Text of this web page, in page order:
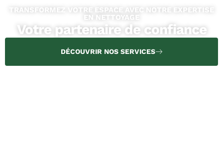
TRANSFORMEZ VOTRE ESPACE AVEC NOTRE EXPERTISE
EN NETTOYAGE
Votre partenaire de confiance
DÉCOUVRIR NOS SERVICES